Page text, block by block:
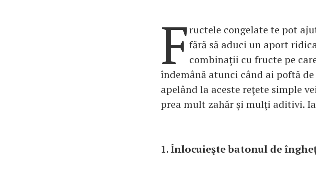
Fructele congelate te pot
fără să aduci un aport
combinaţii cu fructe pe
îndemână atunci când ai poftă de
apelând la aceste reţete simple
prea mult zahăr şi mulţi aditivi.
1. Înlocuieşte batonul de